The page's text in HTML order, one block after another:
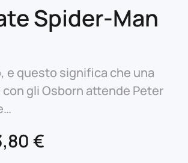
Spider-Man
e questo significa che una
con gli Osborn attende Peter
€